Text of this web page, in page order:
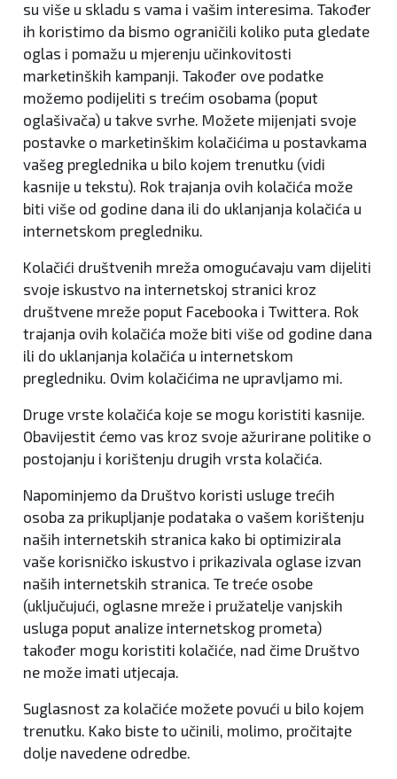
su više u skladu s vama i vašim interesima. Također
ih koristimo da bismo ograničili koliko puta gledate
oglas i pomažu u mjerenju učinkovitosti
marketinških kampanji. Također ove podatke
možemo podijeliti s trećim osobama (poput
oglašivača) u takve svrhe. Možete mijenjati svoje
postavke o marketinškim kolačićima u postavkama
vašeg preglednika u bilo kojem trenutku (vidi
kasnije u tekstu). Rok trajanja ovih kolačića može
biti više od godine dana ili do uklanjanja kolačića u
internetskom pregledniku.
Kolačići društvenih mreža omogućavaju vam dijeliti
svoje iskustvo na internetskoj stranici kroz
društvene mreže poput Facebooka i Twittera. Rok
trajanja ovih kolačića može biti više od godine dana
ili do uklanjanja kolačića u internetskom
pregledniku. Ovim kolačićima ne upravljamo mi.
Druge vrste kolačića koje se mogu koristiti kasnije.
Obavijestit ćemo vas kroz svoje ažurirane politike o
postojanju i korištenju drugih vrsta kolačića.
Napominjemo da Društvo koristi usluge trećih
osoba za prikupljanje podataka o vašem korištenju
naših internetskih stranica kako bi optimizirala
vaše korisničko iskustvo i prikazivala oglase izvan
naših internetskih stranica. Te treće osobe
(uključujući, oglasne mreže i pružatelje vanjskih
usluga poput analize internetskog prometa)
također mogu koristiti kolačiće, nad čime Društvo
ne može imati utjecaja.
Suglasnost za kolačiće možete povući u bilo kojem
trenutku. Kako biste to učinili, molimo, pročitajte
dolje navedene odredbe.